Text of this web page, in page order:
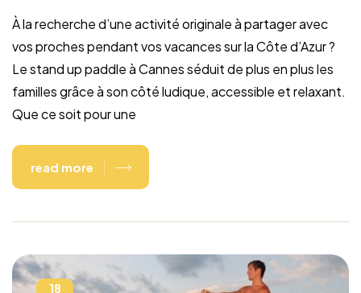
À la recherche d’une activité originale à partager avec
vos proches pendant vos vacances sur la Côte d’Azur ?
Le stand up paddle à Cannes séduit de plus en plus les
familles grâce à son côté ludique, accessible et relaxant.
Que ce soit pour une
read more
18